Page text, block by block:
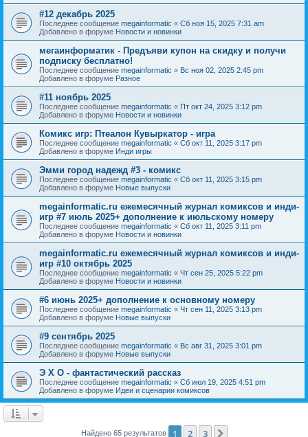
#12 декабрь 2025
Последнее сообщение megainformatic « Сб ноя 15, 2025 7:31 am
Добавлено в форуме Новости и новинки
мегаинформатик - Предъяви купон на скидку и получи
подписку бесплатно!
Последнее сообщение megainformatic « Вс ноя 02, 2025 2:45 pm
Добавлено в форуме Разное
#11 ноябрь 2025
Последнее сообщение megainformatic « Пт окт 24, 2025 3:12 pm
Добавлено в форуме Новости и новинки
Комикс игр: Птеалон Кувыркатор - игра
Последнее сообщение megainformatic « Сб окт 11, 2025 3:17 pm
Добавлено в форуме Инди игры
Эмми город надежд #3 - комикс
Последнее сообщение megainformatic « Сб окт 11, 2025 3:15 pm
Добавлено в форуме Новые выпуски
megainformatic.ru ежемесячный журнал комиксов и инди-
игр #7 июль 2025+ дополнение к июльскому номеру
Последнее сообщение megainformatic « Сб окт 11, 2025 3:11 pm
Добавлено в форуме Новости и новинки
megainformatic.ru ежемесячный журнал комиксов и инди-
игр #10 октябрь 2025
Последнее сообщение megainformatic « Чт сен 25, 2025 5:22 pm
Добавлено в форуме Новости и новинки
#6 июнь 2025+ дополнение к основному номеру
Последнее сообщение megainformatic « Чт сен 11, 2025 3:13 pm
Добавлено в форуме Новые выпуски
#9 сентябрь 2025
Последнее сообщение megainformatic « Вс авг 31, 2025 3:01 pm
Добавлено в форуме Новые выпуски
Э Х О - фантастический рассказ
Последнее сообщение megainformatic « Сб июл 19, 2025 4:51 pm
Добавлено в форуме Идеи и сценарии комиксов
Найдено 65 результатов 1 2 3